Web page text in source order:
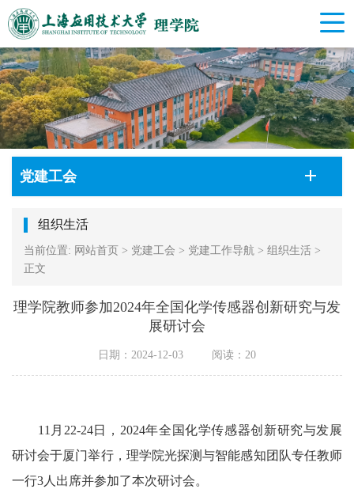
党建工会
组织生活
当前位置: 网站首页 > 党建工会 > 党建工作导航 > 组织生活 >
正文
理学院教师参加2024年全国化学传感器创新研究与发
展研讨会
日期：2024-12-03 阅读： 20
11月 22-24日， 2024年全国化学传感器创新研究与发展
研讨会于厦门举行，理学院光探测与智能感知团队专任教师
一行3人出席并参加了本次研讨会。